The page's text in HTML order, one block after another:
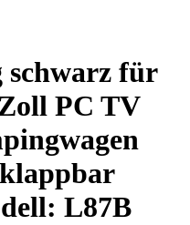
schwarz für
PC TV
L87B